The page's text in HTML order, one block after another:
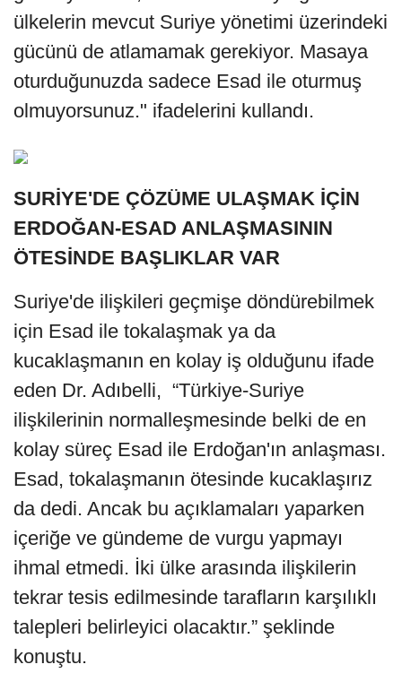
ülkelerin mevcut Suriye yönetimi üzerindeki
gücünü de atlamamak gerekiyor. Masaya
oturduğunuzda sadece Esad ile oturmuş
olmuyorsunuz." ifadelerini kullandı.
SURİYE'DE ÇÖZÜME ULAŞMAK İÇİN
ERDOĞAN-ESAD ANLAŞMASININ
ÖTESİNDE BAŞLIKLAR VAR
Suriye'de ilişkileri geçmişe döndürebilmek
için Esad ile tokalaşmak ya da
kucaklaşmanın en kolay iş olduğunu ifade
eden Dr. Adıbelli, “Türkiye-Suriye
ilişkilerinin normalleşmesinde belki de en
kolay süreç Esad ile Erdoğan'ın anlaşması.
Esad, tokalaşmanın ötesinde kucaklaşırız
da dedi. Ancak bu açıklamaları yaparken
içeriğe ve gündeme de vurgu yapmayı
ihmal etmedi. İki ülke arasında ilişkilerin
tekrar tesis edilmesinde tarafların karşılıklı
talepleri belirleyici olacaktır.” şeklinde
konuştu.